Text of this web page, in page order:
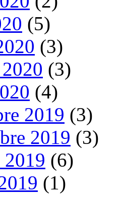
(5)
(3)
(3)
(4)
2019 (3)
2019 (3)
2019 (6)
(1)